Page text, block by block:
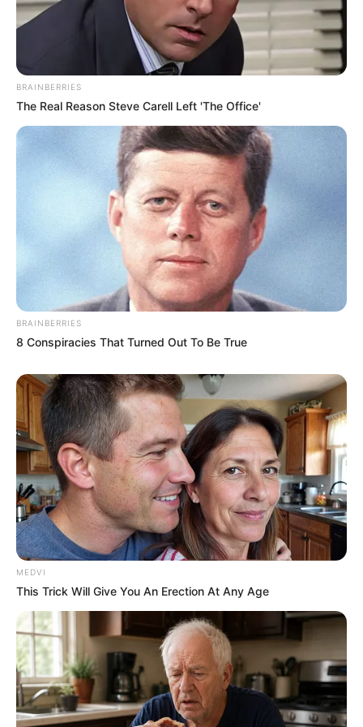
BRAINBERRIES
The Real Reason Steve Carell Left 'The Office'
BRAINBERRIES
8 Conspiracies That Turned Out To Be True
MEDVI
This Trick Will Give You An Erection At Any Age